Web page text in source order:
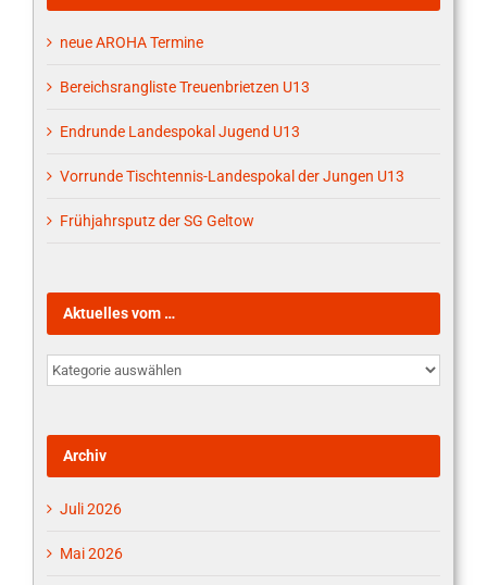
neue AROHA Termine
Bereichsrangliste Treuenbrietzen U13
Endrunde Landespokal Jugend U13
Vorrunde Tischtennis-Landespokal der Jungen U13
Frühjahrsputz der SG Geltow
Aktuelles vom …
Aktuelles
vom
Archiv
Juli 2026
Mai 2026